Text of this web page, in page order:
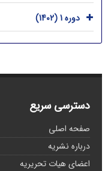
دوره 1 (1402)
دسترسی سریع
صفحه اصلی
درباره نشریه
اعضای هیات تحریریه